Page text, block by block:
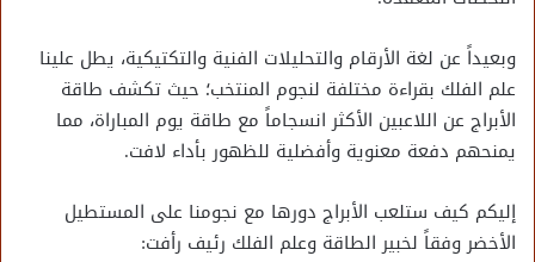
وبعيداً عن لغة الأرقام والتحليلات الفنية والتكتيكية، يطل علينا
علم الفلك بقراءة مختلفة لنجوم المنتخب؛ حيث تكشف طاقة
الأبراج عن اللاعبين الأكثر انسجاماً مع طاقة يوم المباراة، مما
يمنحهم دفعة معنوية وأفضلية للظهور بأداء لافت.
إليكم كيف ستلعب الأبراج دورها مع نجومنا على المستطيل
الأخضر وفقاً لخبير الطاقة وعلم الفلك رئيف رأفت: